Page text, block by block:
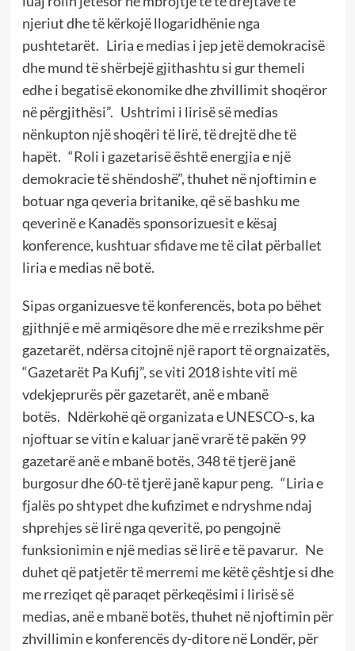
njeriut dhe të kërkojë llogaridhënie nga
pushtetarët. Liria e medias i jep jetë demokracisë
dhe mund të shërbejë gjithashtu si gur themeli
edhe i begatisë ekonomike dhe zhvillimit shoqëror
në përgjithësi”. Ushtrimi i lirisë së medias
nënkupton një shoqëri të lirë, të drejtë dhe të
hapët. “Roli i gazetarisë është energjia e një
demokracie të shëndoshë”, thuhet në njoftimin e
botuar nga qeveria britanike, që së bashku me
qeverinë e Kanadës sponsorizuesit e kësaj
konference, kushtuar sfidave me të cilat përballet
liria e medias në botë.
Sipas organizuesve të konferencës, bota po bëhet
gjithnjë e më armiqësore dhe më e rrezikshme për
gazetarët, ndërsa citojnë një raport të orgnaizatës,
“Gazetarët Pa Kufij”, se viti 2018 ishte viti më
vdekjeprurës për gazetarët, anë e mbanë
botës. Ndërkohë që organizata e UNESCO-s, ka
njoftuar se vitin e kaluar janë vrarë të pakën 99
gazetarë anë e mbanë botës, 348 të tjerë janë
burgosur dhe 60-të tjerë janë kapur peng. “Liria e
fjalës po shtypet dhe kufizimet e ndryshme ndaj
shprehjes së lirë nga qeveritë, po pengojnë
funksionimin e një medias së lirë e të pavarur. Ne
duhet që patjetër të merremi me këtë çështje si dhe
me rreziqet që paraqet përkeqësimi i lirisë së
medias, anë e mbanë botës, thuhet në njoftimin për
zhvillimin e konferencës dy-ditore në Londër, për